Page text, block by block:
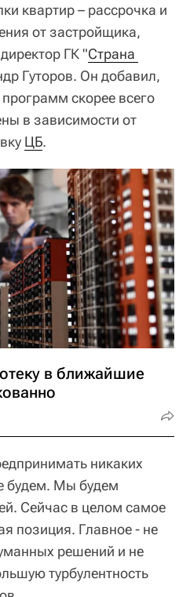
квартир – рассрочка и
от застройщика,
ГК "Страна
Гуторов. Он добавил,
скорее всего
в зависимости от
ЦБ.
в ближайшие
никаких
будем. Мы будем
Сейчас в целом самое
позиция. Главное - не
решений и не
турбулентность